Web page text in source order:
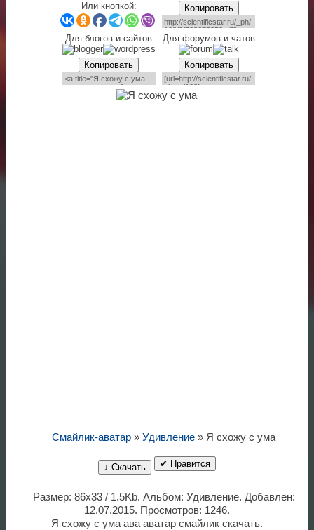
Или кнопкой: Копировать
Для блогов и сайтов Для форумов и чатов
Копировать Копировать
Смайлик-аватар »Удивление » Я схожу с ума
↓ Скачать ✔ Нравится
Размер: 86x33 / 1.5Kb. Альбом: Удивление. Добавлен:
12.07.2015. Просмотров: 1246.
Я схожу с ума ава аватар смайлик скачать.